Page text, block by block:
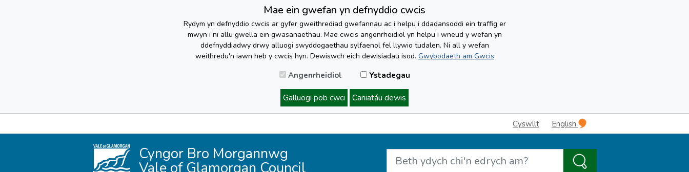
Mae ein gwefan yn defnyddio cwcis
Rydym yn defnyddio cwcis ar gyfer gweithrediad gwefannau ac i helpu i ddadansoddi ein traffig er
mwyn i ni allu gwella ein gwasanaethau. Mae cwcis angenrheidiol yn helpu i wneud y wefan yn
ddefnyddiadwy drwy alluogi swyddogaethau sylfaenol fel llywio tudalen. Ni all y wefan
weithredu'n iawn heb y cwcis hyn. Dewiswch eich dewisiadau isod. Gwybodaeth am Gwcis
Angenrheidiol Ystadegau
Galluogi pob cwci Caniatáu dewis
Cyswllt English
Cyngor Bro Morgannwg
Vale of Glamorgan Council